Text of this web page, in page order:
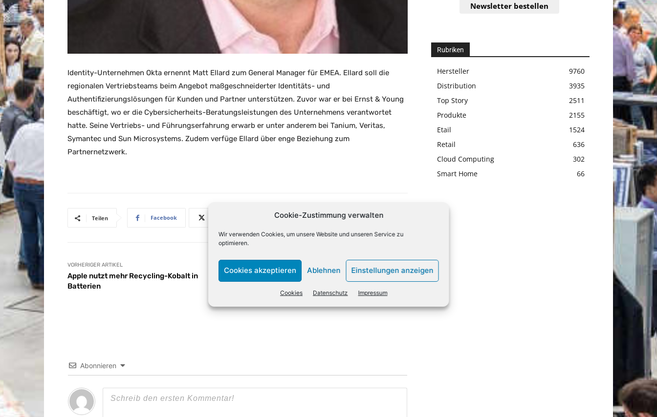
Cookie-Zustimmung verwalten
Wir verwenden Cookies, um unsere Website und unseren Service zu
optimieren.
Cookies akzeptieren Ablehnen Einstellungen anzeigen
Cookies Datenschutz Impressum
Identity-Unternehmen Okta ernennt Matt Ellard zum General Manager für EMEA. Ellard soll die
regionalen Vertriebsteams beim Angebot maßgeschneiderter Identitäts- und
Authentifizierungslösungen für Kunden und Partner unterstützen. Zuvor war er bei Ernst & Young
beschäftigt, wo er die Cybersicherheits-Beratungsleistungen des Unternehmens verantwortet
hatte. Seine Vertriebs- und Führungserfahrung erwarb er unter anderem bei Tanium, Veritas,
Symantec und Sun Microsystems. Zudem verfüge Ellard über enge Beziehung zum
Partnernetzwerk.
Teilen Facebook Drucken
VORHERIGER ARTIKEL
Apple nutzt mehr Recycling-Kobalt in
Batterien
KI verändert die Industrie: Auf dem Weg zur
Abonnieren
Newsletter bestellen
Rubriken
Hersteller
9760
Distribution
3935
Top Story
2511
Produkte
2155
Etail
1524
Retail
636
Cloud Computing
302
Smart Home
66